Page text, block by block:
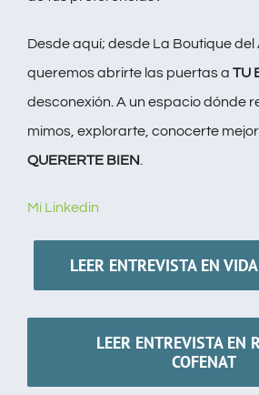
Desde aquí; desde La Boutique del
queremos abrirte las puertas a TU
desconexión. A un espacio dónde
mimos, explorarte, conocerte
QUERERTE BIEN.
Mi Linkedin
LEER ENTREVISTA EN
LEER ENTREVISTA EN
COFENAT